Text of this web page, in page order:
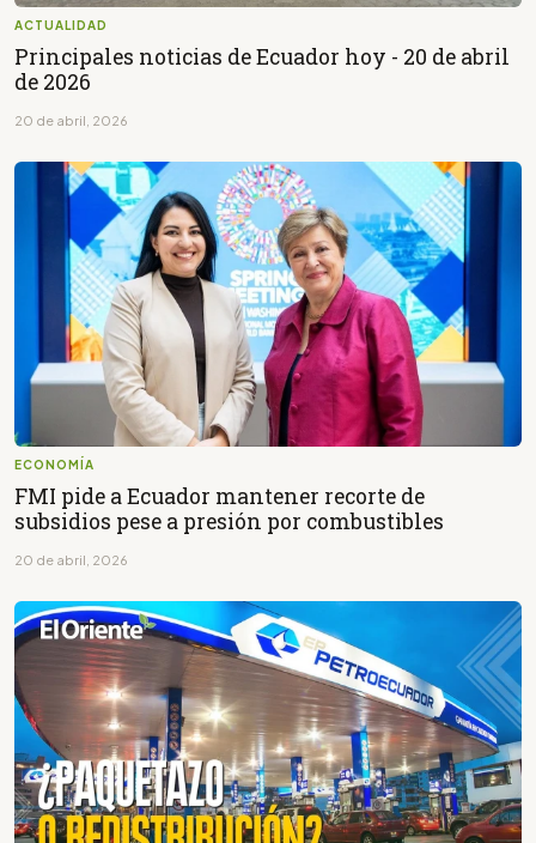
ACTUALIDAD
Principales noticias de Ecuador hoy - 20 de abril
de 2026
20 de abril, 2026
ECONOMÍA
FMI pide a Ecuador mantener recorte de
subsidios pese a presión por combustibles
20 de abril, 2026